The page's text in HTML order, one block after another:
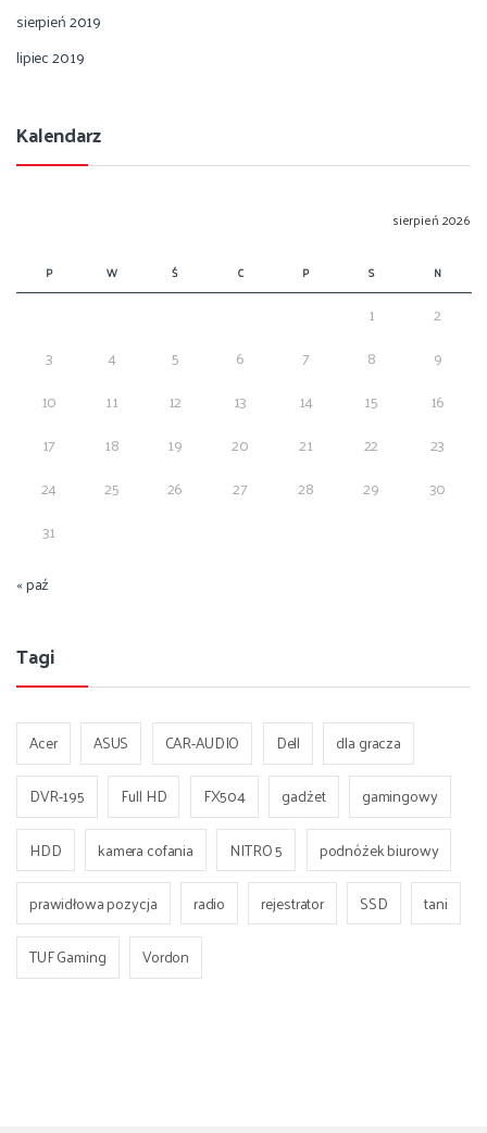
sierpień 2019
lipiec 2019
Kalendarz
sierpień 2026
P W Ś C P S N
1
2
3
4 5 6 7 8
9
10
11 12 13 14 15
16
17
18 19 20 21 22
23
24
25 26 27 28 29
30
31
« paź
Tagi
Acer ASUS CAR-AUDIO Dell
dla gracza
DVR-195
Full HD FX504 gadżet
gamingowy
HDD
kamera cofania NITRO 5
podnóżek biurowy
prawidłowa pozycja
radio rejestrator SSD
tani
TUF Gaming
Vordon